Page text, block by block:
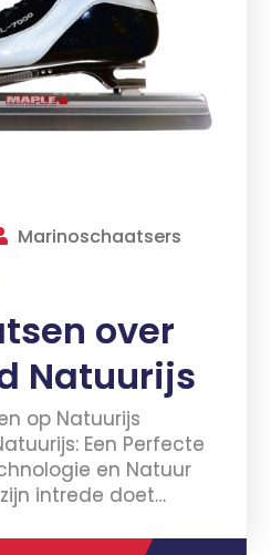
Marinoschaatsers
over
Natuurijs
op Natuurijs
Een Perfecte
en Natuur
intrede doet…